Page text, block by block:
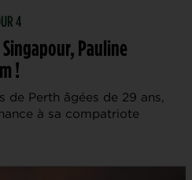
4
Pauline
!
de Perth âgées de 29 ans,
à sa compatriote